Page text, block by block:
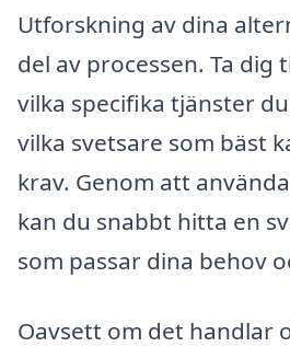
Utforskning av dina
del av processen. Ta dig
vilka specifika tjänster
vilka svetsare som bäst
krav. Genom att
kan du snabbt hitta en
som passar dina behov
Oavsett om det handlar